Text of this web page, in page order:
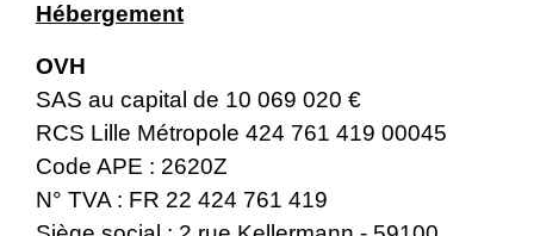
Hébergement
OVH
SAS au capital de 10 069 020 €
RCS Lille Métropole 424 761 419 00045
Code APE : 2620Z
N° TVA : FR 22 424 761 419